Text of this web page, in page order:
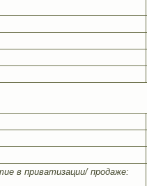
в приватизации/ продаже: